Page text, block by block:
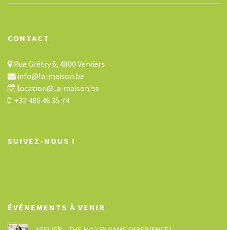
CONTACT
Rue Grétry 6, 4800 Verviers
info@la-maison.be
location@la-maison.be
+32 486 46 35 74
SUIVEZ-NOUS !
ÉVÉNEMENTS À VENIR